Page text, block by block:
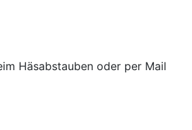
Häsabstauben oder per Mail